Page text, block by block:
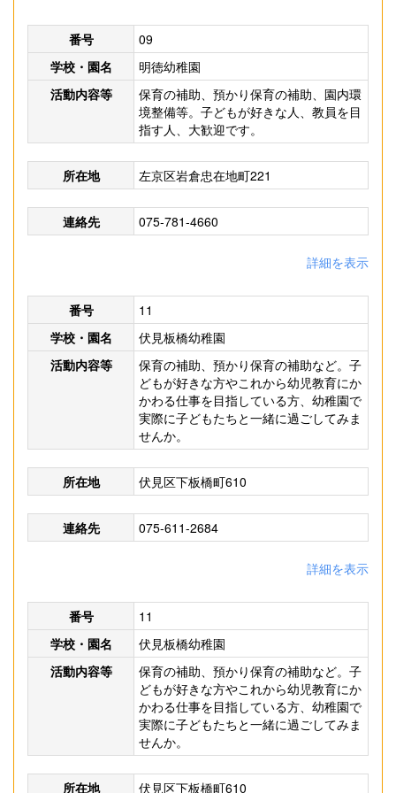
番号
09
学校・園名
明徳幼稚園
活動内容等
保育の補助、預かり保育の補助、園内環
境整備等。子どもが好きな人、教員を目
指す人、大歓迎です。
所在地 左京区岩倉忠在地町221
連絡先 075-781-4660
詳細を表示
番号
11
学校・園名
伏見板橋幼稚園
活動内容等
保育の補助、預かり保育の補助など。子
どもが好きな方やこれから幼児教育にか
かわる仕事を目指している方、幼稚園で
実際に子どもたちと一緒に過ごしてみま
せんか。
所在地 伏見区下板橋町610
連絡先 075-611-2684
詳細を表示
番号
11
学校・園名
伏見板橋幼稚園
活動内容等
保育の補助、預かり保育の補助など。子
どもが好きな方やこれから幼児教育にか
かわる仕事を目指している方、幼稚園で
実際に子どもたちと一緒に過ごしてみま
せんか。
所在地 伏見区下板橋町610